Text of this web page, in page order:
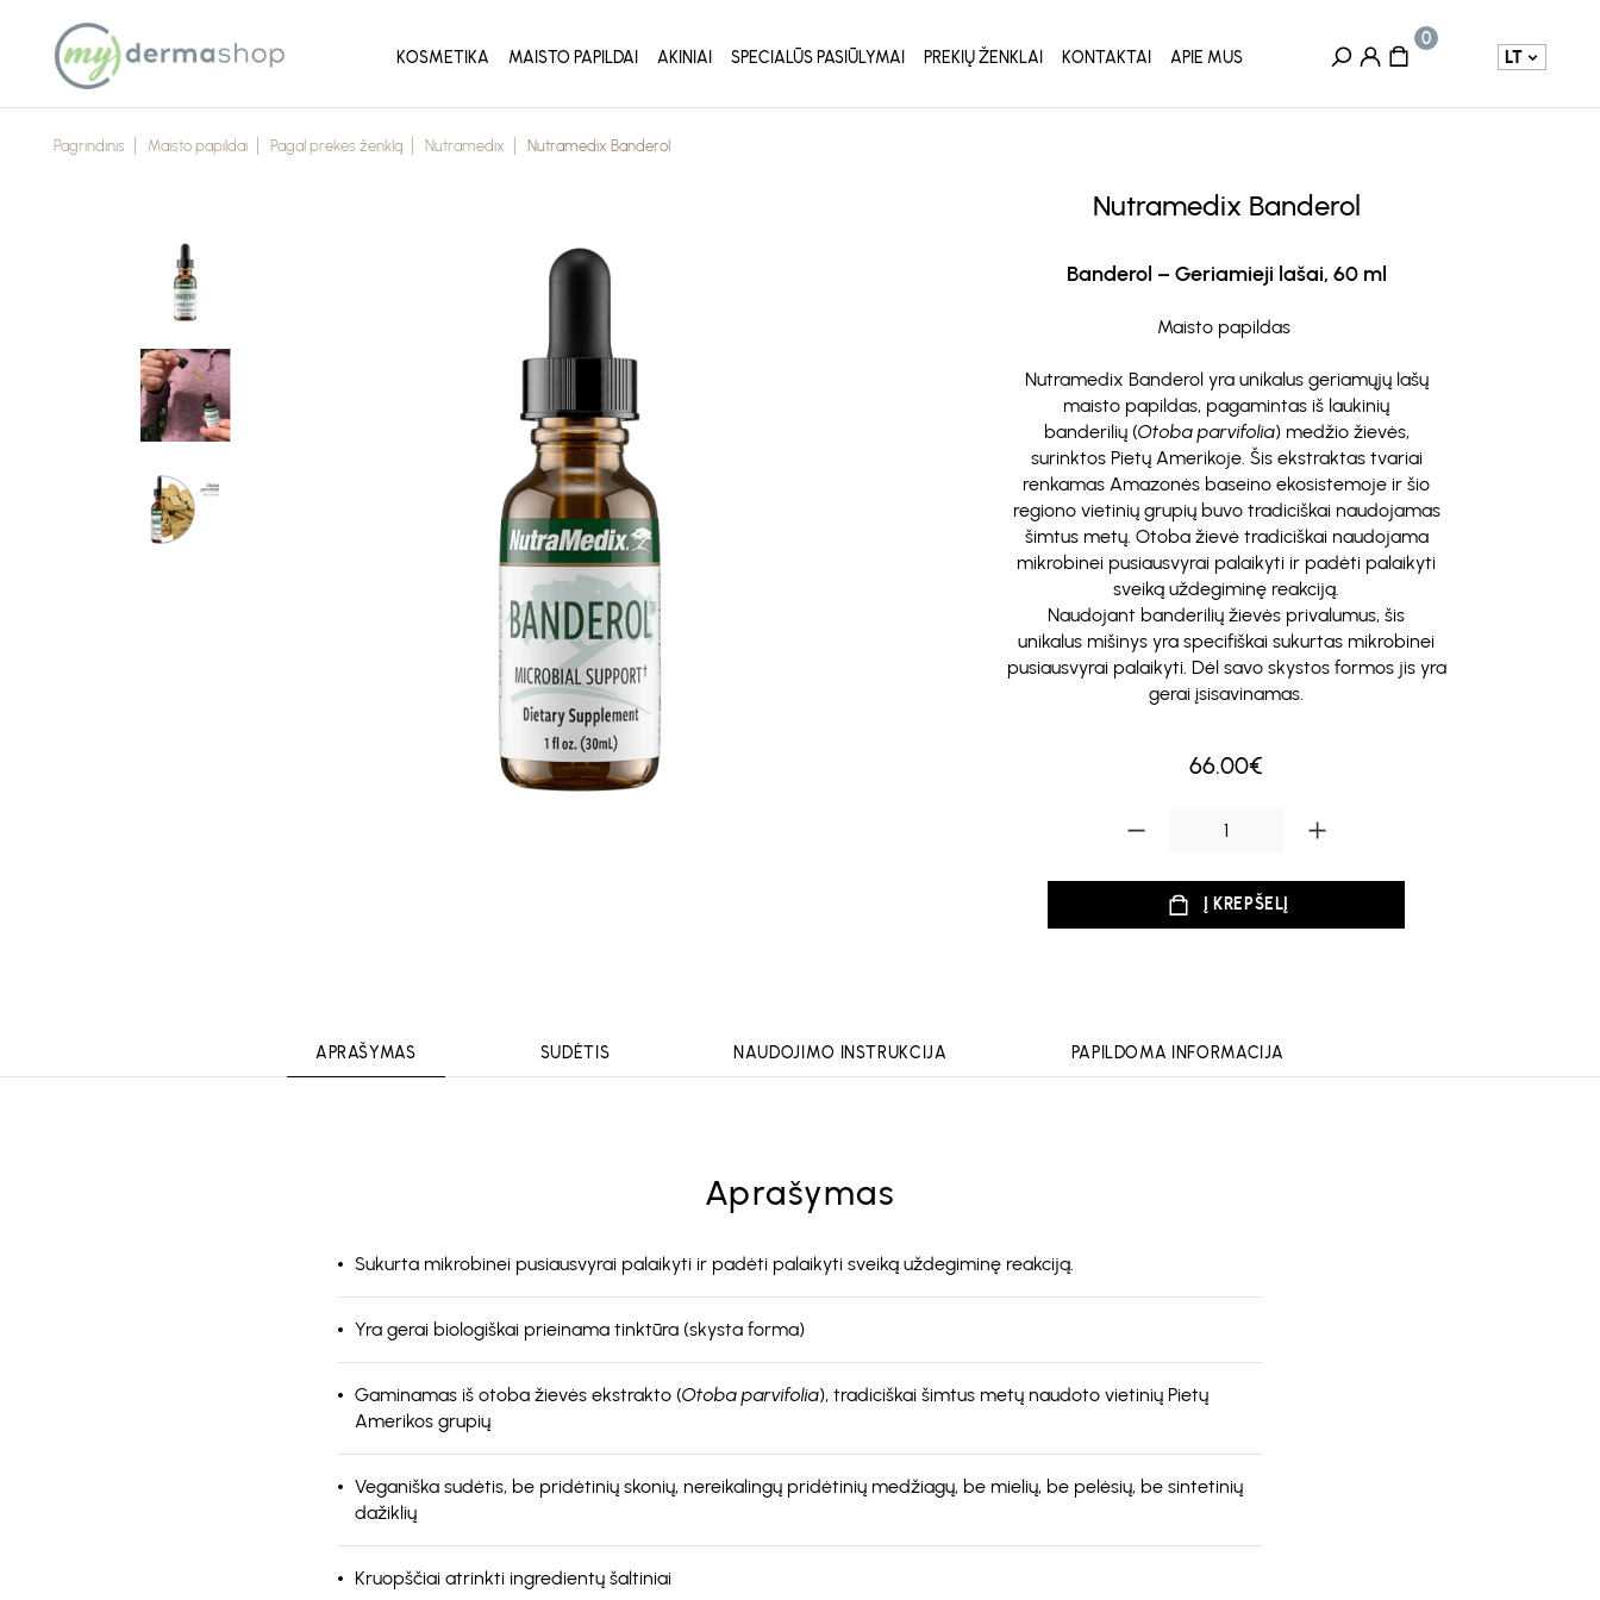
KOSMETIKA MAISTO PAPILDAI AKINIAI SPECIALŪS PASIŪLYMAI PREKIŲ ŽENKLAI KONTAKTAI APIE MUS LT
Pagrindinis Maisto papildai Pagal prekės ženklą Nutramedix Nutramedix Banderol
Nutramedix Banderol
Banderol – Geriamieji lašai, 60 ml
Maisto papildas
Nutramedix Banderol yra unikalus geriamųjų lašų
maisto papildas, pagamintas iš laukinių
banderilių (Otoba parvifolia) medžio žievės,
surinktos Pietų Amerikoje. Šis ekstraktas tvariai
renkamas Amazonės baseino ekosistemoje ir šio
regiono vietinių grupių buvo tradiciškai naudojamas
šimtus metų. Otoba žievė tradiciškai naudojama
mikrobinei pusiausvyrai palaikyti ir padėti palaikyti
sveiką uždegiminę reakciją.
Naudojant banderilių žievės privalumus, šis
unikalus mišinys yra specifiškai sukurtas mikrobinei
pusiausvyrai palaikyti. Dėl savo skystos formos jis yra
gerai įsisavinamas.
66.00€
Į KREPŠELĮ
APRAŠYMAS SUDĖTIS NAUDOJIMO INSTRUKCIJA PAPILDOMA INFORMACIJA
Aprašymas
Sukurta mikrobinei pusiausvyrai palaikyti ir padėti palaikyti sveiką uždegiminę reakciją.
Yra gerai biologiškai prieinama tinktūra (skysta forma)
Gaminamas iš otoba žievės ekstrakto (Otoba parvifolia), tradiciškai šimtus metų naudoto vietinių Pietų
Amerikos grupių
Veganiška sudėtis, be pridėtinių skonių, nereikalingų pridėtinių medžiagų, be mielių, be pelėsių, be sintetinių
dažiklių
Kruopščiai atrinkti ingredientų šaltiniai